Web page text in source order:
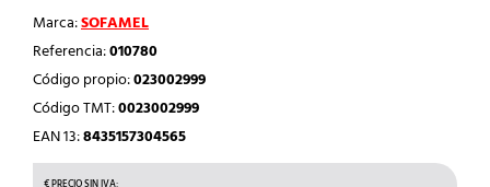
Marca:SOFAMEL
Referencia:010780
Código propio:023002999
Código TMT:0023002999
EAN 13:8435157304565